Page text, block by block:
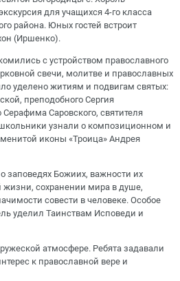
для учащихся 4-го класса
района. Юных гостей встроит
(Иршенко).
с устройством православного
свечи, молитве и православных
уделено житиям и подвигам святых:
преподобного Сергия
Саровского, святителя
узнали о композиционном и
иконы «Троица» Андрея
заповедях Божиих, важности их
сохранении мира в душе,
совести в человеке. Особое
уделил Таинствам Исповеди и
атмосфере. Ребята задавали
к православной вере и